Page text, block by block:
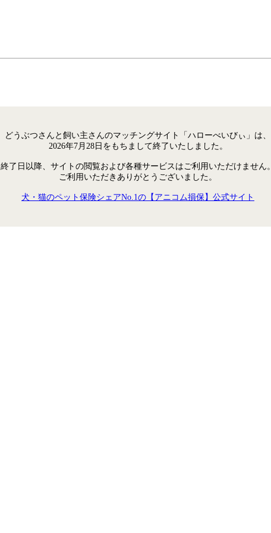
どうぶつさんと飼い主さんのマッチングサイト「ハローべいびぃ」は、
2026年7月28日をもちまして終了いたしました。
終了日以降、サイトの閲覧および各種サービスはご利用いただけません
ご利用いただきありがとうございました。
犬・猫のペット保険シェアNo.1の【アニコム損保】公式サイト